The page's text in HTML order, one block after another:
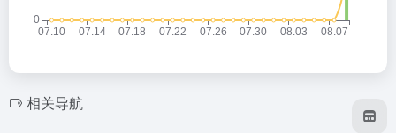
相关导航